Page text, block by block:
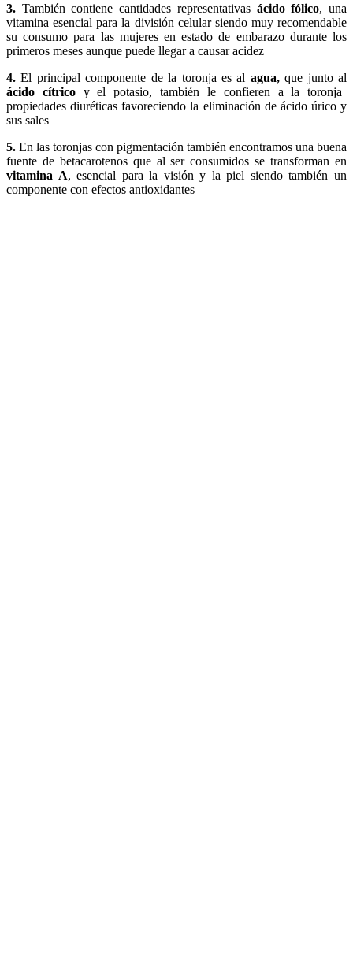
3. También contiene cantidades representativas ácido fólico, una
vitamina esencial para la división celular siendo muy recomendable
su consumo para las mujeres en estado de embarazo durante los
primeros meses aunque puede llegar a causar acidez
4. El principal componente de la toronja es al agua,que junto al
ácido cítrico y el potasio, también le confieren a la toronja
propiedades diuréticas favoreciendo la eliminación de ácido úrico y
sus sales
5. En las toronjas con pigmentación también encontramos una buena
fuente de betacarotenos que al ser consumidos se transforman en
vitamina A, esencial para la visión y la piel siendo también un
componente con efectos antioxidantes